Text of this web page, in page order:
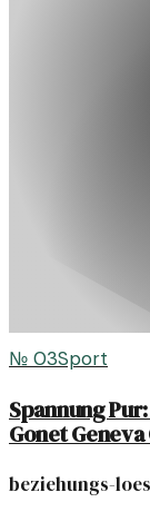
№ 03Sport
Spannung
Gonet
beziehungs-